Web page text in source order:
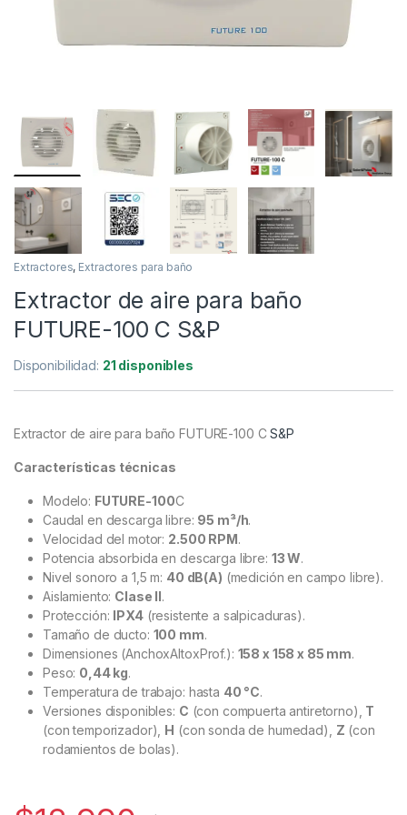
Extractores, Extractores para baño
Extractor de aire para baño
FUTURE-100 C S&P
Disponibilidad: 21 disponibles
Extractor de aire para baño FUTURE-100 CS&P
Características técnicas
Modelo: FUTURE-100C
Caudal en descarga libre: 95 m³/h.
Velocidad del motor: 2.500 RPM.
Potencia absorbida en descarga libre: 13 W.
Nivel sonoro a 1,5 m: 40 dB(A) (medición en campo libre).
Aislamiento: Clase II.
Protección: IPX4(resistente a salpicaduras).
Tamaño de ducto: 100 mm.
Dimensiones (AnchoxAltoxProf.): 158 x 158 x 85 mm.
Peso: 0,44 kg.
Temperatura de trabajo: hasta 40 °C.
Versiones disponibles: C (con compuerta antiretorno), T
(con temporizador), H (con sonda de humedad), Z (con
rodamientos de bolas).